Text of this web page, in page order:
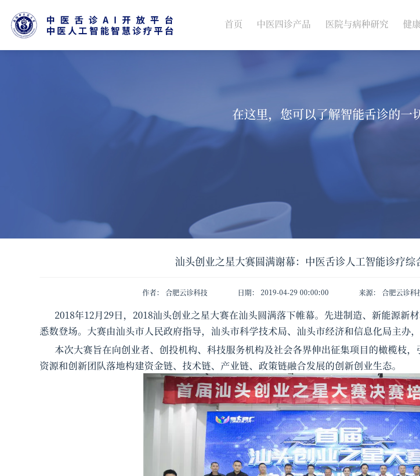
首页 中医四诊产品
儿童体质辨识
医院与病种研究
AI辅诊与智能开方
专科专病AI辅诊
舌诊AI教学平台
中医数字智能体
健
在这里，您可以了解智能舌诊的一
汕头创业之星大赛圆满谢幕：中医舌诊人工智能诊疗综
作者： 合肥云诊科技 日期： 2019-04-29 00:00:00 来源： 合肥云诊科
2018年12月29日，2018汕头创业之星大赛在汕头圆满落下帷幕。先进制造、新能源新
悉数登场。大赛由汕头市人民政府指导，汕头市科学技术局、汕头市经济和信息化局主办
本次大赛旨在向创业者、创投机构、科技服务机构及社会各界伸出征集项目的橄榄枝
资源和创新团队落地构建资金链、技术链、产业链、政策链融合发展的创新创业生态。